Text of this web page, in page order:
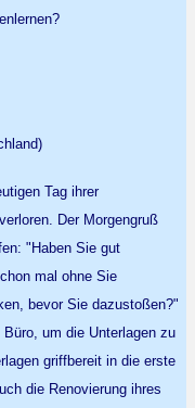
Tag ihrer
Der Morgengruß
"Haben Sie gut
mal ohne Sie
bevor Sie dazustoßen?"
um die Unterlagen zu
griffbereit in die erste
die Renovierung ihres